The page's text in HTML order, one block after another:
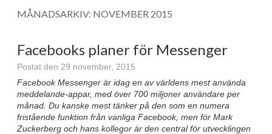
MÅNADSARKIV: NOVEMBER 2015
Facebooks planer för Messenger
Postat den 29 november, 2015
Facebook Messenger är idag en av världens mest använda
meddelande-appar, med över 700 miljoner användare per
månad. Du kanske mest tänker på den som en numera
fristående funktion från vanliga Facebook, men för Mark
Zuckerberg och hans kollegor är den central för utvecklingen